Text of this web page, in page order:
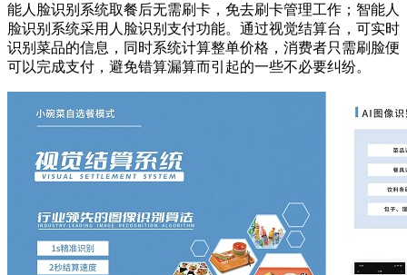
能人脸识别系统取餐后无需刷卡，免去刷卡管理工作；智能人
脸识别系统采用人脸识别支付功能。通过视觉结算台，可实时
识别菜品的信息，同时系统计算整单价格，消费者只需刷脸便
可以完成支付，避免错算漏算而引起的一些不必要纠纷。